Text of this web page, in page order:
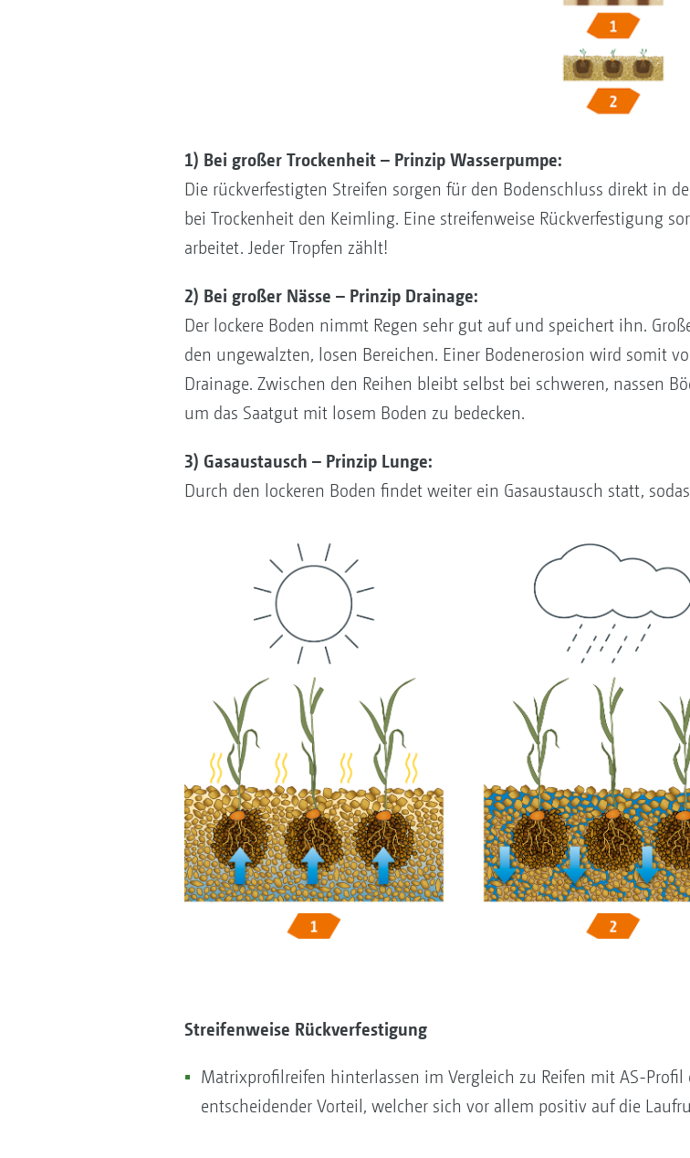
1) Bei großer Trockenheit – Prinzip Wasserpumpe:
Die rückverfestigten Streifen sorgen für den Bodenschluss direkt in
bei Trockenheit den Keimling. Eine streifenweise Rückverfestigung
arbeitet. Jeder Tropfen zählt!
2) Bei großer Nässe – Prinzip Drainage:
Der lockere Boden nimmt Regen sehr gut auf und speichert ihn.
den ungewalzten, losen Bereichen. Einer Bodenerosion wird somit
Drainage. Zwischen den Reihen bleibt selbst bei schweren, nassen
um das Saatgut mit losem Boden zu bedecken.
3) Gasaustausch – Prinzip Lunge:
Durch den lockeren Boden findet weiter ein Gasaustausch statt,
Streifenweise Rückverfestigung
Matrixprofilreifen hinterlassen im Vergleich zu Reifen mit AS-
entscheidender Vorteil, welcher sich vor allem positiv auf die